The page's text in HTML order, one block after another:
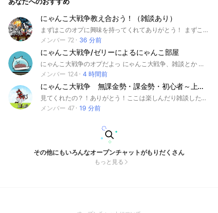
にゃんこ大戦争教え合おう！（雑談あり）
まずはこのオプに興味を持ってくれてありがとう！ まずこのオプは初心者から上級者まで大歓迎！ にゃんこのことならステージ攻略から汎用、同一の採点やアドバイスもやっていきます！なにか相談したいことがあればいつでも相談に乗ります！ このオプに興味が少しでも湧いたらぜひ入ってください！たまにライトやる #にゃんこ大戦争#汎用 #初心者#上級者
メンバー 72
36 分前
にゃんこ大戦争/ゼリーによるにゃんこ部屋
にゃんこ大戦争のオプだよっ にゃんこ大戦争、雑談とか 話してる！(*^^*) 詳しい決まりとかは参加したら 確認してね〜 ここまで見たなら…… 参加するよねっ((((((((((圧 初心者から上級者はもちろんっ！ 無課金勢でも課金勢でも "誰でも"気軽な気持ちで参加してみてね〜 ((o(´∀｀)o))ﾜｸﾜｸ あと即抜けは許さないよ（＾ｖ＾） #にゃんこ#にゃんこ大戦争#ゼリー#ゼリーまんじゅう#雑談#ゼリオプ
メンバー 124
4 時間前
にゃんこ大戦争 無課金勢・課金勢・初心者～上級者誰でもOK！
見てくれたの？！ありがとう！ここは楽しんだり雑談したりアドバイスとかしてみんな強くして行くオプだよ！気になったら入ってみてね！ #にゃんこ #ミーニャ #雑談 #アドバイス#攻略 #課金 #無課金
メンバー 47
19 分前
その他にもいろんなオープンチャットがもりだくさん
もっと見る